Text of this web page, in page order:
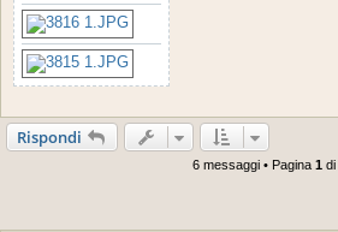
Rispondi
6 messaggi • Pagina 1 di